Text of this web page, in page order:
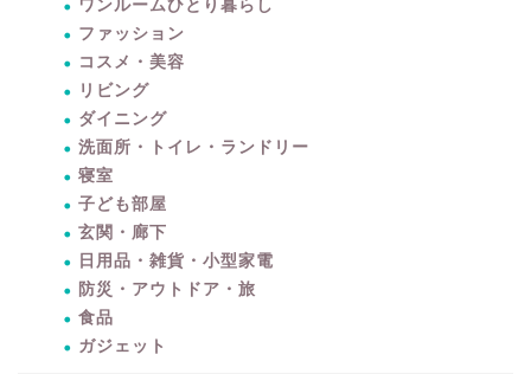
ワンルームひとり暮らし
ファッション
コスメ・美容
リビング
ダイニング
洗面所・トイレ・ランドリー
寝室
子ども部屋
玄関・廊下
日用品・雑貨・小型家電
防災・アウトドア・旅
食品
ガジェット